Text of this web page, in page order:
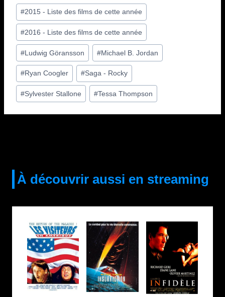
Étiquettes
de
la
publication :
#2015 - Liste des films de cette année
#2016 - Liste des films de cette année
#Ludwig Göransson #Michael B. Jordan
#Ryan Coogler #Saga - Rocky
#Sylvester Stallone #Tessa Thompson
À découvrir aussi en streaming